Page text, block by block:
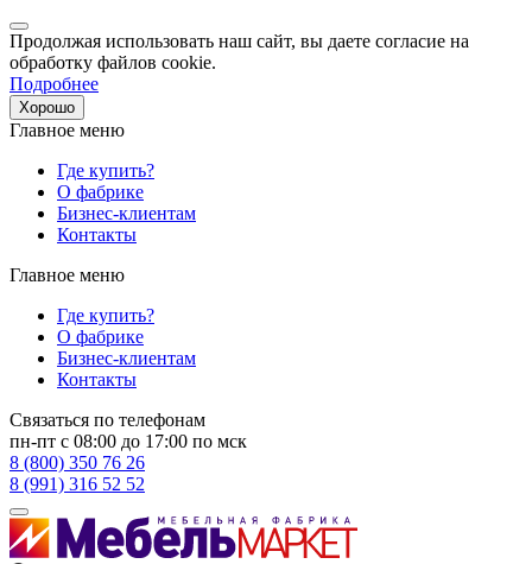
Продолжая использовать наш сайт, вы даете согласие на
обработку файлов cookie.
Подробнее
Хорошо
Главное меню
Где купить?
О фабрике
Бизнес-клиентам
Контакты
Главное меню
Где купить?
О фабрике
Бизнес-клиентам
Контакты
Связаться по телефонам
пн-пт с 08:00 до 17:00 по мск
8 (800) 350 76 26
8 (991) 316 52 52